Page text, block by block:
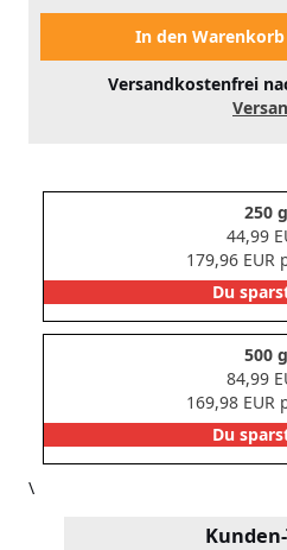
Versandkostenfrei
250 g
44,99
179,96 EUR
Du
500 g
84,99
169,98 EUR
Du
\